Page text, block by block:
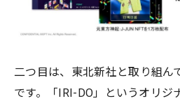
二つ目は、東北新社と取り組ん
です。「IRI-DO」というオリジ